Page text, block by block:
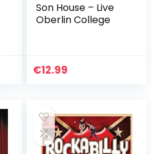
Son House – Live
Oberlin College
€12.99